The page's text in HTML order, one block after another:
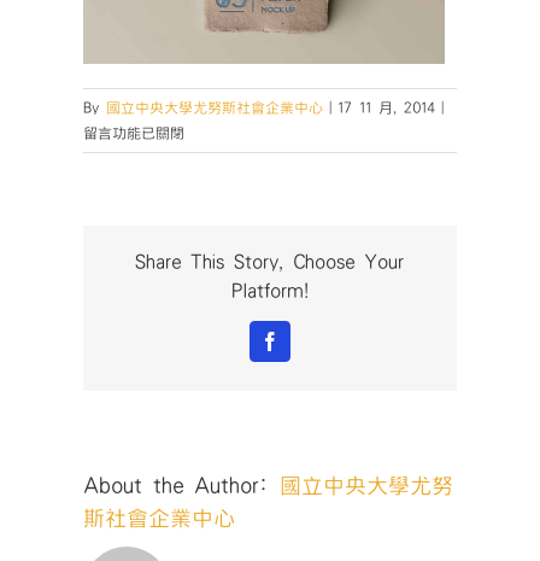
By 國立中央大學尤努斯社會企業中心 17 11 月, 2014
中
留言功能已關閉
Share This Story, Choose Your
Platform!
Facebook
About the Author:
國立中央大學尤努
斯社會企業中心